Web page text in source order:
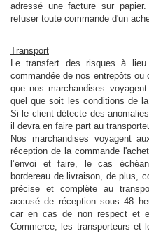
adressé une facture sur
refuser toute commande d'un
Transport
Le transfert des risques à
commandée de nos entrepôts
que nos marchandises
quel que soit les conditions de
Si le client détecte des
il devra en faire part au
Nos marchandises voyagent
réception de la commande
l’envoi et faire, le cas
bordereau de livraison, de plus,
précise et complète au
accusé de réception sous 48
car en cas de non respect et
Commerce, les transporteurs et